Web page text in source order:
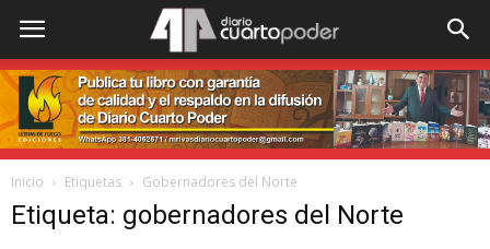
Inicio Etiquetas Gobernadores del Norte
Etiqueta: gobernadores del Norte